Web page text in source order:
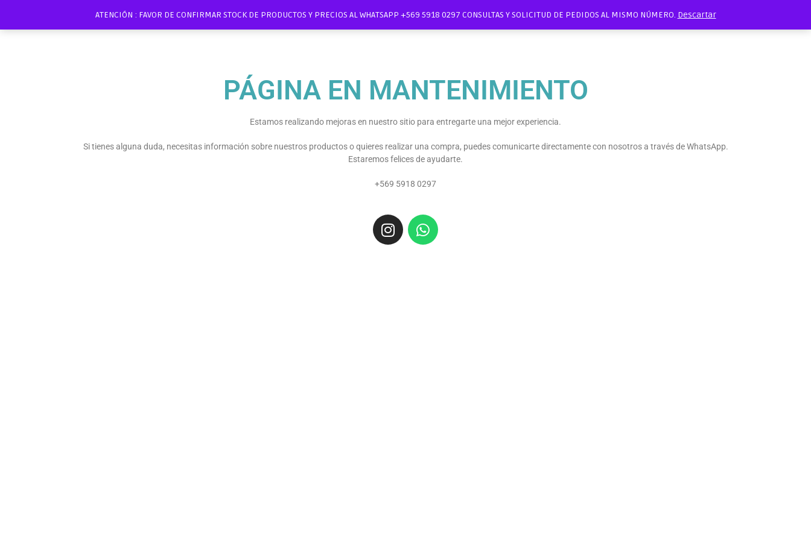
ATENCIÓN : FAVOR DE CONFIRMAR STOCK DE PRODUCTOS Y PRECIOS AL WHATSAPP +569 5918 0297 CONSULTAS Y SOLICITUD DE PEDIDOS AL MISMO NÚMERO. Descartar
PÁGINA EN MANTENIMIENTO
Estamos realizando mejoras en nuestro sitio para entregarte una mejor experiencia.
Si tienes alguna duda, necesitas información sobre nuestros productos o quieres realizar una compra, puedes comunicarte directamente con nosotros a través de WhatsApp.
Estaremos felices de ayudarte.
+569 5918 0297